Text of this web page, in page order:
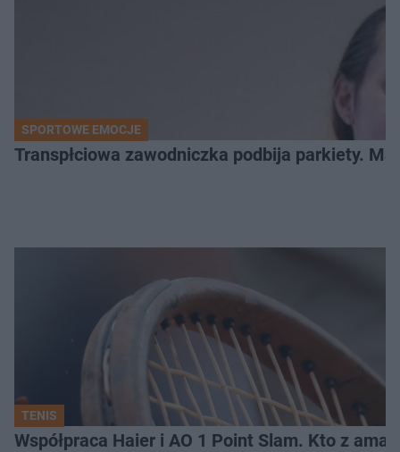
SPORTOWE EMOCJE
Transpłciowa zawodniczka podbija parkiety.
TENIS
Współpraca Haier i AO 1 Point Slam. Kto z